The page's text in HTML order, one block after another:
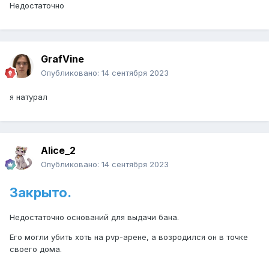
Недостаточно
GrafVine
Опубликовано: 14 сентября 2023
я натурал
Alice_2
Опубликовано: 14 сентября 2023
Закрыто.
Недостаточно оснований для выдачи бана.
Его могли убить хоть на pvp-арене, а возродился он в точке
своего дома.